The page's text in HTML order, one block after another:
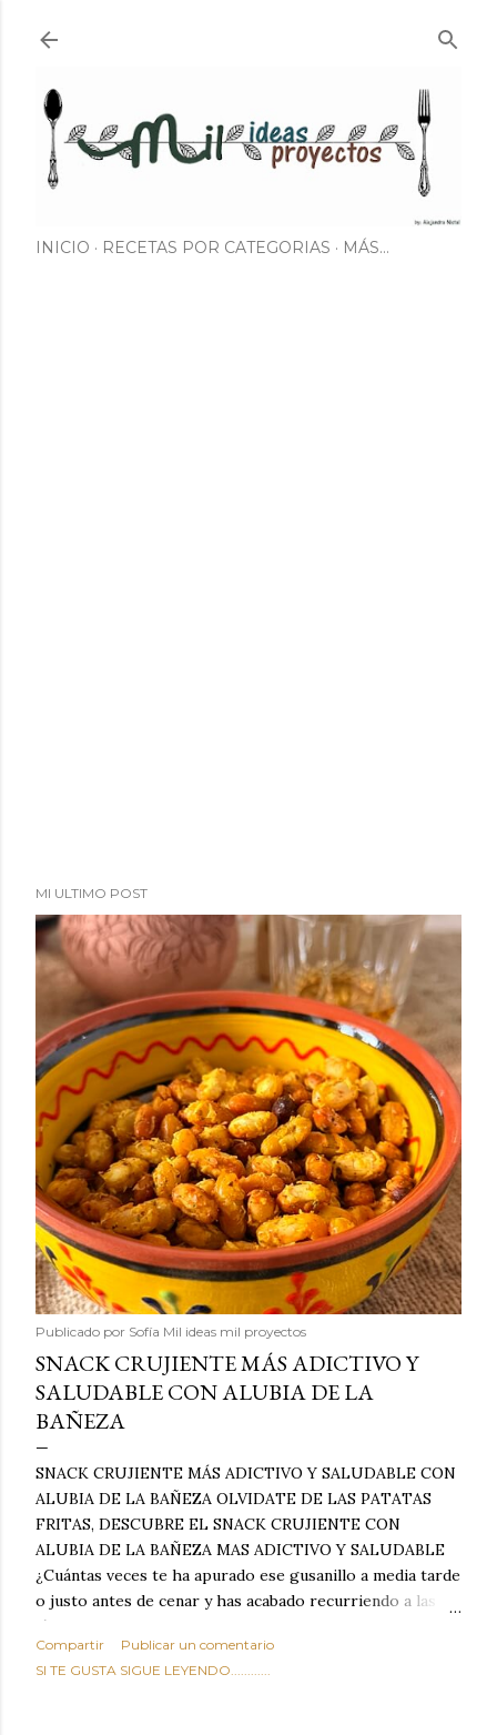
INICIO RECETAS POR CATEGORIAS MÁS…
MI ULTIMO POST
Publicado por Sofía Mil ideas mil proyectos
SNACK CRUJIENTE MÁS ADICTIVO Y
SALUDABLE CON ALUBIA DE LA
BAÑEZA
SNACK CRUJIENTE MÁS ADICTIVO Y SALUDABLE CON
ALUBIA DE LA BAÑEZA OLVIDATE DE LAS PATATAS
FRITAS, DESCUBRE EL SNACK CRUJIENTE CON
ALUBIA DE LA BAÑEZA MAS ADICTIVO Y SALUDABLE
¿Cuántas veces te ha apurado ese gusanillo a media tarde
o justo antes de cenar y has acabado recurriendo a las
típicas patatas de bolsa, frutos secos fritos o snacks
ultraprocesados llenos de grasas saturadas y sodio?
Todos hemos estado ahí. Sin embargo, cuidarse no tiene
Compartir
Publicar un comentario
SI TE GUSTA SIGUE LEYENDO............